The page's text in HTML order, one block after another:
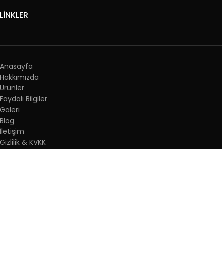
LİNKLER
Anasayfa
Hakkımızda
Ürünler
Faydalı Bilgiler
Galeri
Blog
İletişim
Gizlilik & KVKK